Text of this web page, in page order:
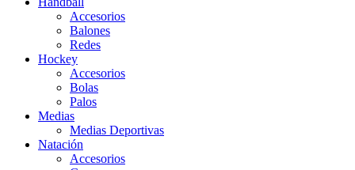
Accesorios
Balones
Redes
Hockey
Accesorios
Bolas
Palos
Medias
Medias Deportivas
Natación
Accesorios